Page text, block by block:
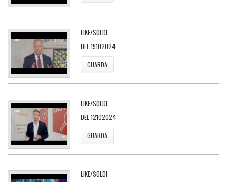
LIKE/SOLDI
DEL 19102024
GUARDA
LIKE/SOLDI
DEL 12102024
GUARDA
LIKE/SOLDI